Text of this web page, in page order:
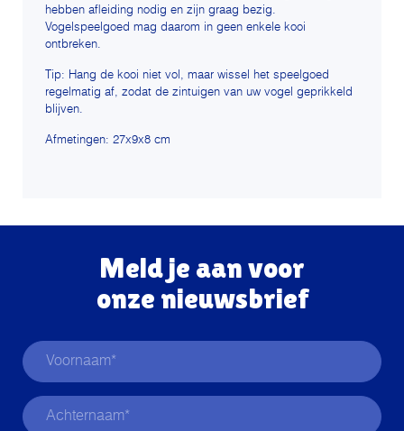
hebben afleiding nodig en zijn graag bezig.
Vogelspeelgoed mag daarom in geen enkele kooi
ontbreken.
Tip: Hang de kooi niet vol, maar wissel het speelgoed
regelmatig af, zodat de zintuigen van uw vogel geprikkeld
blijven.
Afmetingen: 27x9x8 cm
Meld je aan voor
onze nieuwsbrief